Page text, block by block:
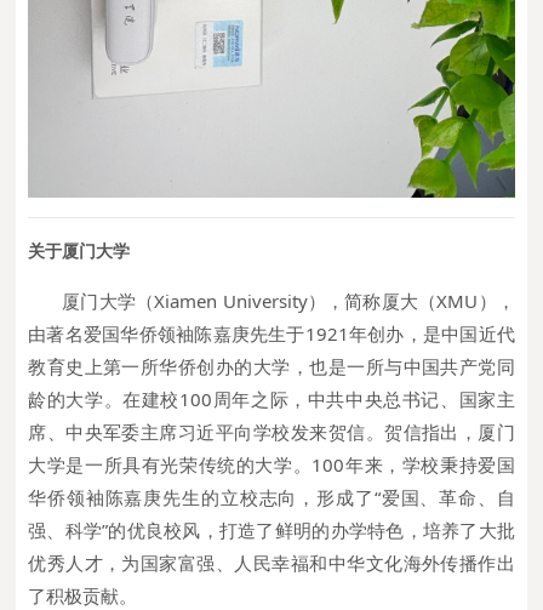
关于厦门大学
厦门大学（Xiamen University），简称厦大（XMU），
由著名爱国华侨领袖陈嘉庚先生于1921年创办，是中国近代
教育史上第一所华侨创办的大学，也是一所与中国共产党同
龄的大学。在建校100周年之际，中共中央总书记、国家主
席、中央军委主席习近平向学校发来贺信。贺信指出，厦门
大学是一所具有光荣传统的大学。100年来，学校秉持爱国
华侨领袖陈嘉庚先生的立校志向，形成了“爱国、革命、自
强、科学”的优良校风，打造了鲜明的办学特色，培养了大批
优秀人才，为国家富强、人民幸福和中华文化海外传播作出
了积极贡献。